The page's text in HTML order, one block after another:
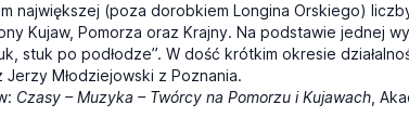
największej (poza dorobkiem Longina Orskiego)
Kujaw, Pomorza oraz Krajny. Na podstawie jednej
stuk po podłodze”. W dość krótkim okresie
Młodziejowski z Poznania.
Czasy – Muzyka – Twórcy na Pomorzu i Kujawach ,